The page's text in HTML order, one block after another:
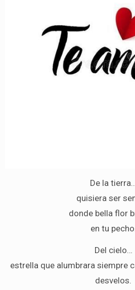
De la
quisiera ser
donde bella flor
en tu pecho.
Del cielo…
estrella que alumbrara siempre
desvelos.